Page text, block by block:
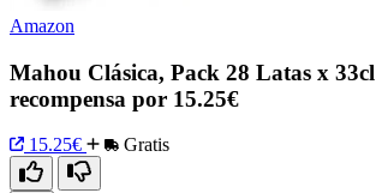
Amazon
Mahou Clásica, Pack 28 Latas x
recompensa por 15.25€
15.25€ Gratis